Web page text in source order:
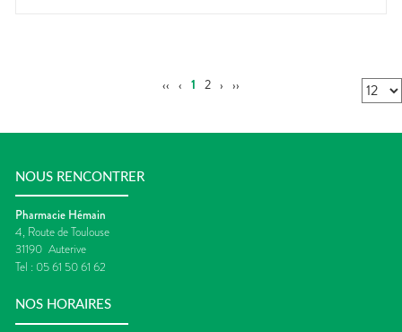
‹‹ ‹ 1 2 › ››
NOUS RENCONTRER
Pharmacie Hémain
4, Route de Toulouse
31190 Auterive
Tel : 05 61 50 61 62
NOS HORAIRES